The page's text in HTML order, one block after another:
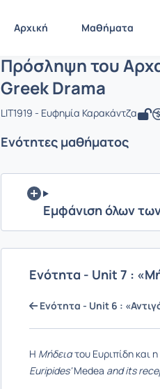
Αρχική Μαθήματα
Αρχική Σελίδα Πρόσληψη
Μάθημα :
Κωδικός : LIT1919
Πρόσληψη του
Greek Drama
LIT1919 - Ευφημία Καρακάντζα
Ενότητες μαθήματος
Εμφάνιση όλων
Ενότητα - Unit 7 :
Ενότητα - Unit 6 :
Η Μήδειατου Ευριπίδη και
Euripides'Medea and its